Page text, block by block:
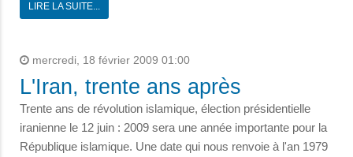
LIRE LA SUITE...
mercredi, 18 février 2009 01:00
L'Iran, trente ans après
Trente ans de révolution islamique, élection présidentielle
iranienne le 12 juin : 2009 sera une année importante pour la
République islamique. Une date qui nous renvoie à l'an 1979